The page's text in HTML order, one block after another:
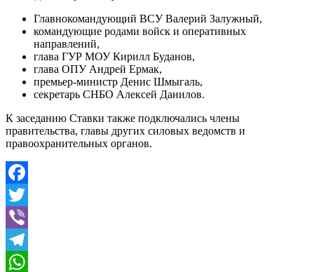
Главнокомандующий ВСУ Валерий Залужный,
командующие родами войск и оперативных
направлений,
глава ГУР МОУ Кирилл Буданов,
глава ОПУ Андрей Ермак,
премьер-министр Денис Шмыгаль,
секретарь СНБО Алексей Данилов.
К заседанию Ставки также подключались члены
правительства, главы других силовых ведомств и
правоохранительных органов.
Facebook
Twitter
Viber
Telegram